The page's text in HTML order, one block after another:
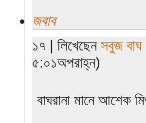
জবাব
১৭ | লিখেছেন সবুজ বাঘ
৫:০১অপরাহ্ন)
বাঘরানা মানে আশেক